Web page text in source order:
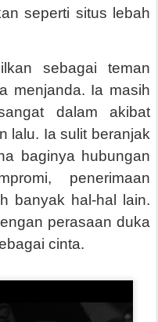
seperti situs lebah
sebagai teman
menjanda. Ia masih
dalam akibat
lalu. Ia sulit beranjak
baginya hubungan
penerimaan
banyak hal-hal lain.
perasaan duka
cinta.